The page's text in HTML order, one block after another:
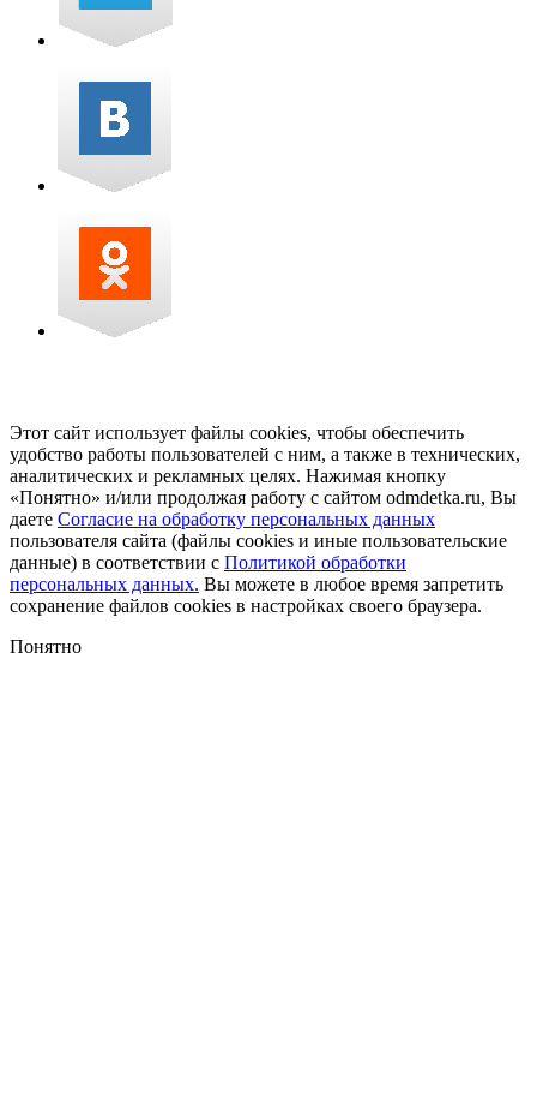
Этот сайт использует файлы cookies, чтобы обеспечить
удобство работы пользователей с ним, а также в технических,
аналитических и рекламных целях. Нажимая кнопку
«Понятно» и/или продолжая работу с сайтом odmdetka.ru, Вы
даете Согласие на обработку персональных данных
пользователя сайта (файлы cookies и иные пользовательские
данные) в соответствии с Политикой обработки
персональных данных. Вы можете в любое время запретить
сохранение файлов cookies в настройках своего браузера.
Понятно